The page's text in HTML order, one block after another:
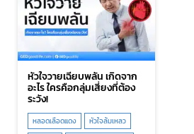
หัวใจวายเฉียบพลัน เกิดจาก
อะไร ใครคือกลุ่มเสี่ยงที่ต้อง
ระวัง!
หลอดเลือดแดง
หัวใจล้มเหลว